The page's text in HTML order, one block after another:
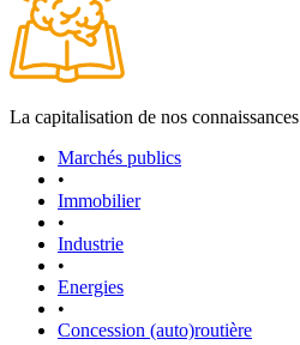
La capitalisation de nos connaissances
Marchés publics
•
Immobilier
•
Industrie
•
Energies
•
Concession (auto)routière